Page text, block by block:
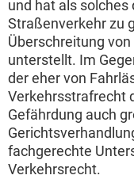
und hat als solches
Straßenverkehr zu
Überschreitung
unterstellt. Im
der eher von
Verkehrsstrafrecht
Gefährdung auch
fachgerechte
Verkehrsrecht.